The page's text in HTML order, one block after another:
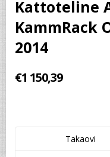
Kattoteline
KammRack
2014
€1 150,39
Takaovi